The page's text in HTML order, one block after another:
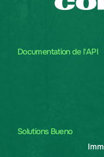
Documentation de l'API
Solutions Bueno